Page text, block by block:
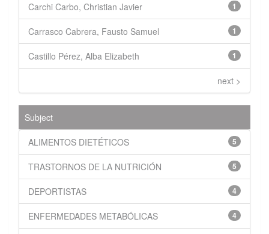
1
Carchi Carbo, Christian Javier
1
Carrasco Cabrera, Fausto Samuel
1
Castillo Pérez, Alba Elizabeth
next >
Subject
5
ALIMENTOS DIETÉTICOS
5
TRASTORNOS DE LA NUTRICIÓN
4
DEPORTISTAS
4
ENFERMEDADES METABÓLICAS